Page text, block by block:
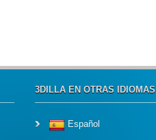
3DILLA EN OTRAS IDIOMAS
Español